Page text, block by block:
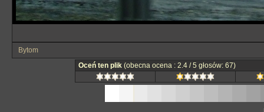
Bytom
Oceń ten plik (obecna ocena : 2.4 / 5 głosów: 67)